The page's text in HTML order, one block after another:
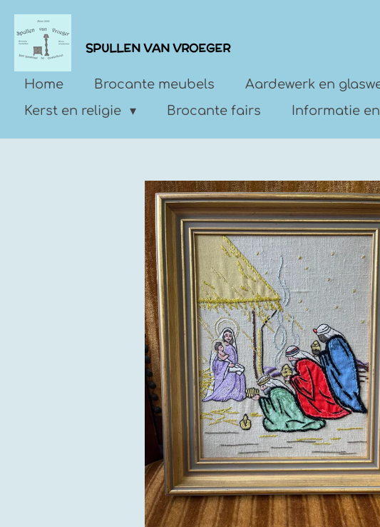
Ga
direct
naar
de
hoofdinhoud
SPULLEN VAN VROEGER
Home Brocante meubels Aardewerk en
Kerst en religie
Brocante fairs Informatie